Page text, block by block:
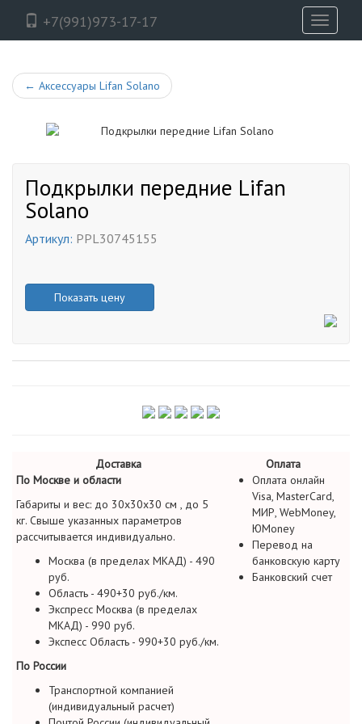
+7(991)973-17-17
Toggle
← Аксессуары Lifan Solano
Подкрылки передние Lifan
Solano
Артикул: PPL30745155
Показать цену
Доставка
Оплата
По Москве и области
Габариты и вес: до 30х30х30 см , до 5
кг. Свыше указанных параметров
рассчитывается индивидуально.
Москва (в пределах МКАД) - 490
руб.
Область - 490+30 руб./км.
Экспресс Москва (в пределах
МКАД) - 990 руб.
Экспесс Область - 990+30 руб./км.
По России
Транспортной компанией
(индивидуальный расчет)
Оплата онлайн
Visa, MasterCard,
МИР, WebMoney,
ЮMoney
Перевод на
банковскую карту
Банковский счет